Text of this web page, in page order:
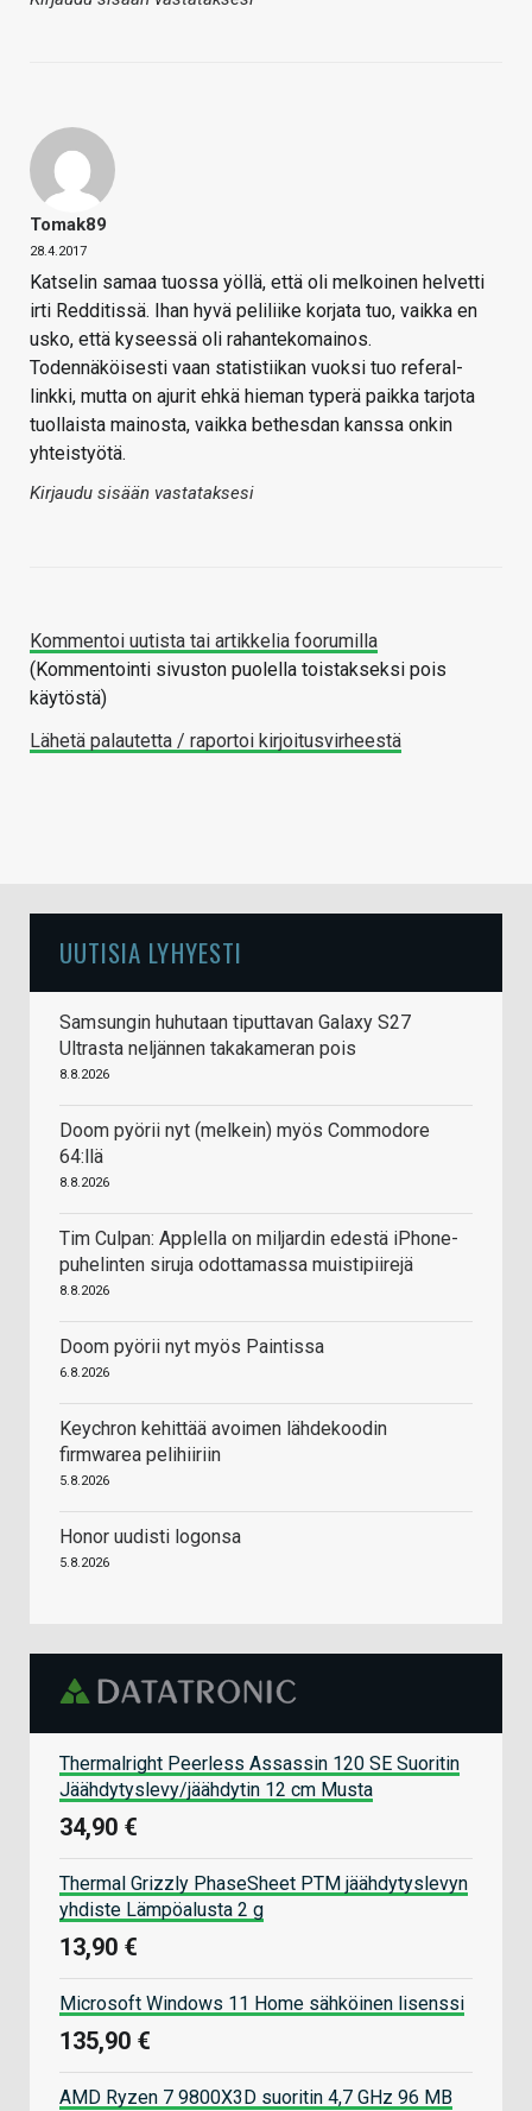
Tomak89
28.4.2017
Katselin samaa tuossa yöllä, että oli melkoinen helvetti
irti Redditissä. Ihan hyvä peliliike korjata tuo, vaikka en
usko, että kyseessä oli rahantekomainos.
Todennäköisesti vaan statistiikan vuoksi tuo referal-
linkki, mutta on ajurit ehkä hieman typerä paikka tarjota
tuollaista mainosta, vaikka bethesdan kanssa onkin
yhteistyötä.
Kirjaudu sisään vastataksesi
Kommentoi uutista tai artikkelia foorumilla
(Kommentointi sivuston puolella toistakseksi pois
käytöstä)
Lähetä palautetta / raportoi kirjoitusvirheestä
UUTISIA LYHYESTI
Samsungin huhutaan tiputtavan Galaxy S27
Ultrasta neljännen takakameran pois
8.8.2026
Doom pyörii nyt (melkein) myös Commodore
64:llä
8.8.2026
Tim Culpan: Applella on miljardin edestä iPhone-
puhelinten siruja odottamassa muistipiirejä
8.8.2026
Doom pyörii nyt myös Paintissa
6.8.2026
Keychron kehittää avoimen lähdekoodin
firmwarea pelihiiriin
5.8.2026
Honor uudisti logonsa
5.8.2026
Thermalright Peerless Assassin 120 SE Suoritin
Jäähdytyslevy/jäähdytin 12 cm Musta
34,90 €
Thermal Grizzly PhaseSheet PTM jäähdytyslevyn
yhdiste Lämpöalusta 2 g
13,90 €
Microsoft Windows 11 Home sähköinen lisenssi
135,90 €
AMD Ryzen 7 9800X3D suoritin 4,7 GHz 96 MB